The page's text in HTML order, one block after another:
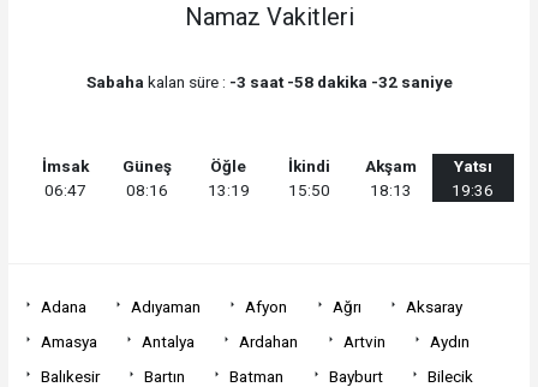
Namaz Vakitleri
Sabaha kalan süre : -3 saat -58 dakika -32 saniye
İmsak
06:47
Güneş
08:16
Öğle
13:19
İkindi
15:50
Akşam
18:13
Yatsı
19:36
Adana Adıyaman Afyon Ağrı
Aksaray
Amasya
Antalya Ardahan Artvin
Aydın
Balıkesir
Bartın Batman Bayburt
Bilecik